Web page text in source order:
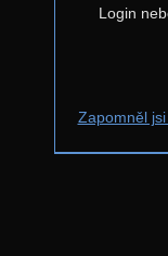
Login
Zapomněl
Aktuální ročník (38.)
Komentáře
Zadání 4. série